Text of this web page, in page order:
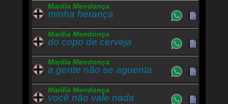
Marília Mendonça
minha herança
Marília Mendonça
do copo de cerveja
Marília Mendonça
a gente não se aguenta
Marília Mendonça
você não vale nada